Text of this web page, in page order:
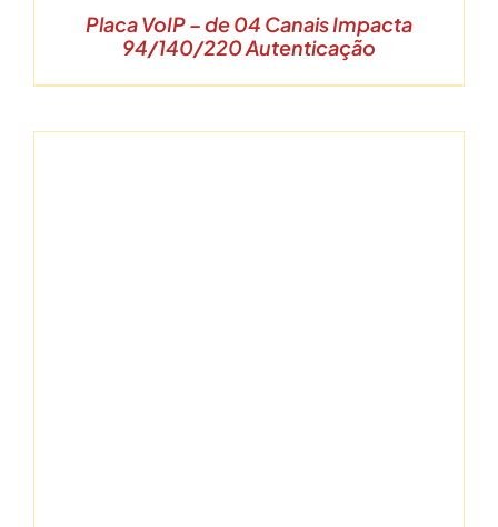
Placa VoIP – de 04 Canais Impacta
94/140/220 Autenticação